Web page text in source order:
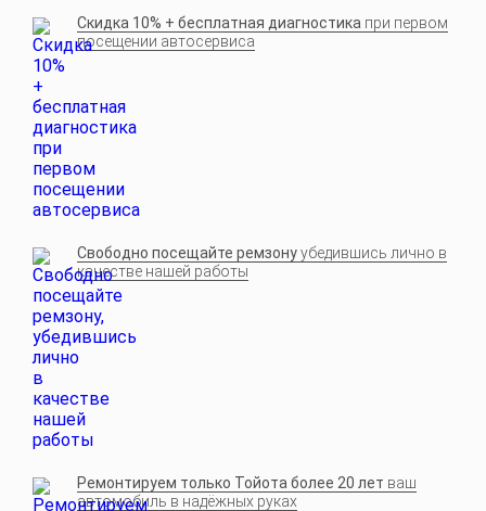
Скидка 10% + бесплатная диагностика при первом
посещении автосервиса
Свободно посещайте ремзонуубедившись лично в
качестве нашей работы
Ремонтируем только Тойота более 20 лет ваш
автомобиль в надёжных руках